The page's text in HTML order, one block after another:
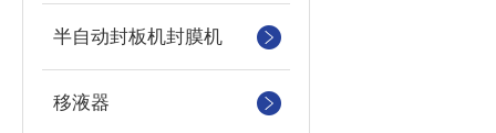
半自动封板机封膜机
移液器